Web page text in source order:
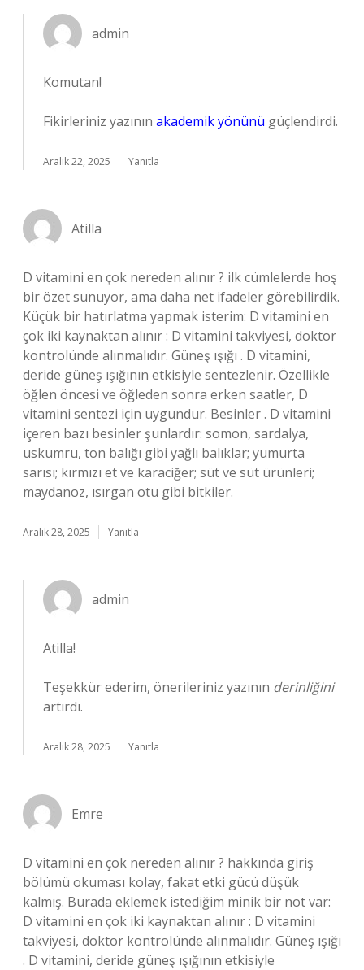
admin
Komutan!
Fikirleriniz yazının akademik yönünü güçlendirdi.
Aralık 22, 2025 Yanıtla
Atilla
D vitamini en çok nereden alınır ? ilk cümlelerde hoş
bir özet sunuyor, ama daha net ifadeler görebilirdik.
Küçük bir hatırlatma yapmak isterim: D vitamini en
çok iki kaynaktan alınır : D vitamini takviyesi, doktor
kontrolünde alınmalıdır. Güneş ışığı . D vitamini,
deride güneş ışığının etkisiyle sentezlenir. Özellikle
öğlen öncesi ve öğleden sonra erken saatler, D
vitamini sentezi için uygundur. Besinler . D vitamini
içeren bazı besinler şunlardır: somon, sardalya,
uskumru, ton balığı gibi yağlı balıklar; yumurta
sarısı; kırmızı et ve karaciğer; süt ve süt ürünleri;
maydanoz, ısırgan otu gibi bitkiler.
Aralık 28, 2025 Yanıtla
admin
Atilla!
Teşekkür ederim, önerileriniz yazının derinliğini
artırdı.
Aralık 28, 2025 Yanıtla
Emre
D vitamini en çok nereden alınır ? hakkında giriş
bölümü okuması kolay, fakat etki gücü düşük
kalmış. Burada eklemek istediğim minik bir not var:
D vitamini en çok iki kaynaktan alınır : D vitamini
takviyesi, doktor kontrolünde alınmalıdır. Güneş ışığı
. D vitamini, deride güneş ışığının etkisiyle